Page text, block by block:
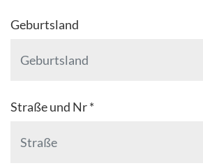
Geburtsland
Straße und Nr *